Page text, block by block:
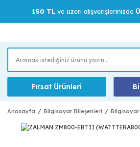
150 TLve üzeri alışverişlerinizde
Fırsat Ürünleri
Anasayfa Bilgisayar Bileşenleri Bilgisayar